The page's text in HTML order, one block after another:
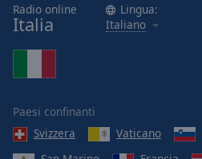
Radio online
Italia
Lingua:
Italiano
Paesi confinanti
Svizzera
Vaticano